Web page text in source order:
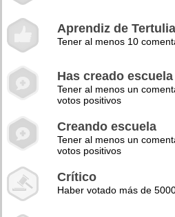
Aprendiz de
Tener al menos 10
Has creado escuela
Tener al menos un
votos positivos
Creando escuela
Tener al menos un
votos positivos
Crítico
Haber votado más de